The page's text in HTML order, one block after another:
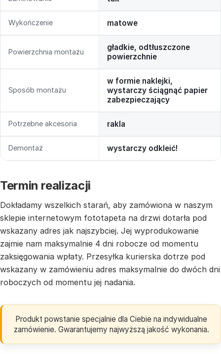
Wykończenie matowe
Powierzchnia montażu
gładkie, odtłuszczone
powierzchnie
Sposób montażu
w formie naklejki,
wystarczy ściągnąć papier
zabezpieczający
Potrzebne akcesoria rakla
Demontaż wystarczy odkleić!
Termin realizacji
Dokładamy wszelkich starań, aby zamówiona w naszym
sklepie internetowym fototapeta na drzwi dotarła pod
wskazany adres jak najszybciej. Jej wyprodukowanie
zajmie nam maksymalnie 4 dni robocze od momentu
zaksięgowania wpłaty. Przesyłka kurierska dotrze pod
wskazany w zamówieniu adres maksymalnie do dwóch dni
roboczych od momentu jej nadania.
Produkt powstanie specjalnie dla Ciebie na indywidualne
zamówienie. Gwarantujemy najwyższą jakość wykonania.